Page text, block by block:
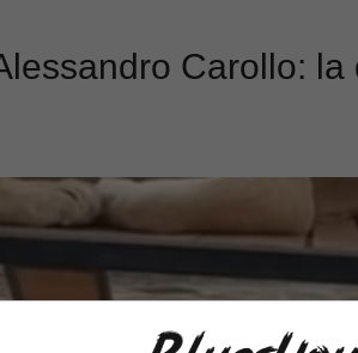
Carollo: la